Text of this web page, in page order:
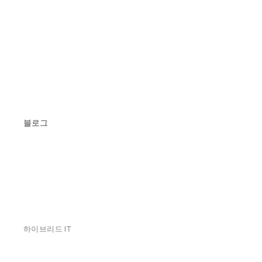
블로그
하이브리드 IT